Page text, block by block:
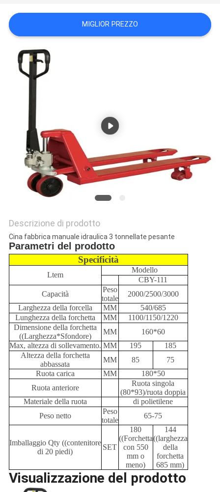
INFORMATIVA
SULLA
PRIVACY
MIGLIOR PREZZO
Descrizione di prodotto
Cina fabbrica manuale idraulica 3 tonnellate pesante
Parametri del prodotto
Specificità
Ltem
Modello
CBY-111
Capacità
Peso
totale
2000/2500/3000
Larghezza della forcella
MM
540/685
Lunghezza della forchetta
MM
1100/1150/1220
Dimensione della forchetta
((Larghezza*Sfondore)
MM
160*60
Max, altezza di sollevamento. MM 195
185
Altezza della forchetta
abbassata
MM 85
75
Ruota carica
MM
180*50
Ruota anteriore
Ruota singola
(80*93)/ruota doppia
Materiale della ruota
di polietilene
Peso netto
Peso
totale
65-75
Imballaggio Qty ((contenitore
di 20 piedi)
SET
180
((Forchetta
con 550
mm o
meno)
144
((larghezza
della
forchetta
685 mm)
Visualizzazione del prodotto